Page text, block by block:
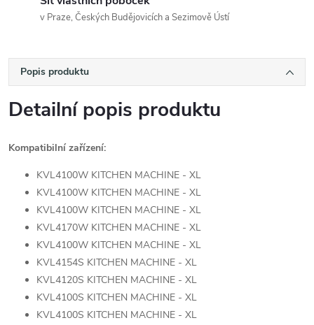
v Praze, Českých Budějovicích a Sezimově Ústí
Popis produktu
Detailní popis produktu
Kompatibilní zařízení:
KVL4100W KITCHEN MACHINE - XL
KVL4100W KITCHEN MACHINE - XL
KVL4100W KITCHEN MACHINE - XL
KVL4170W KITCHEN MACHINE - XL
KVL4100W KITCHEN MACHINE - XL
KVL4154S KITCHEN MACHINE - XL
KVL4120S KITCHEN MACHINE - XL
KVL4100S KITCHEN MACHINE - XL
KVL4100S KITCHEN MACHINE - XL